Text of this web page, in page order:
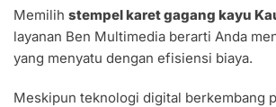
Memilih stempel karet gagang kayu
layanan Ben Multimedia berarti Anda
yang menyatu dengan efisiensi biaya.
Meskipun teknologi digital berkembang